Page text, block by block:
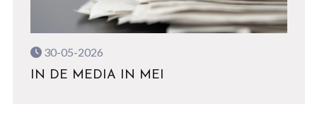
30-05-2026
IN DE MEDIA IN MEI